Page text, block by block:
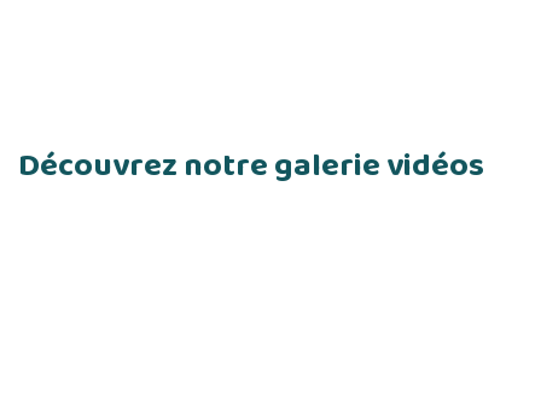
Découvrez notre galerie vidéos